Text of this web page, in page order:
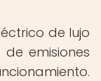
de lujo
emisiones